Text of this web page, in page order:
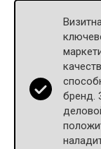
бренд.